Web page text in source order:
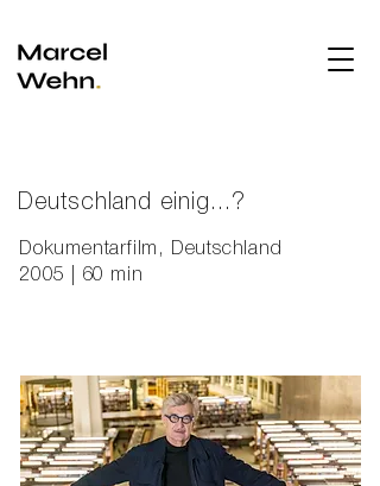
Deutschland einig...?
Dokumentarfilm, Deutschland
2005 | 60 min